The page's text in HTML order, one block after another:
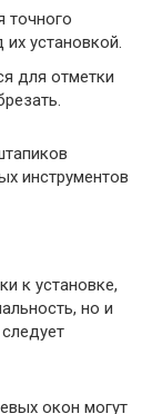
точного
установкой.
для отметки
инструментов
к установке,
но и
окон могут